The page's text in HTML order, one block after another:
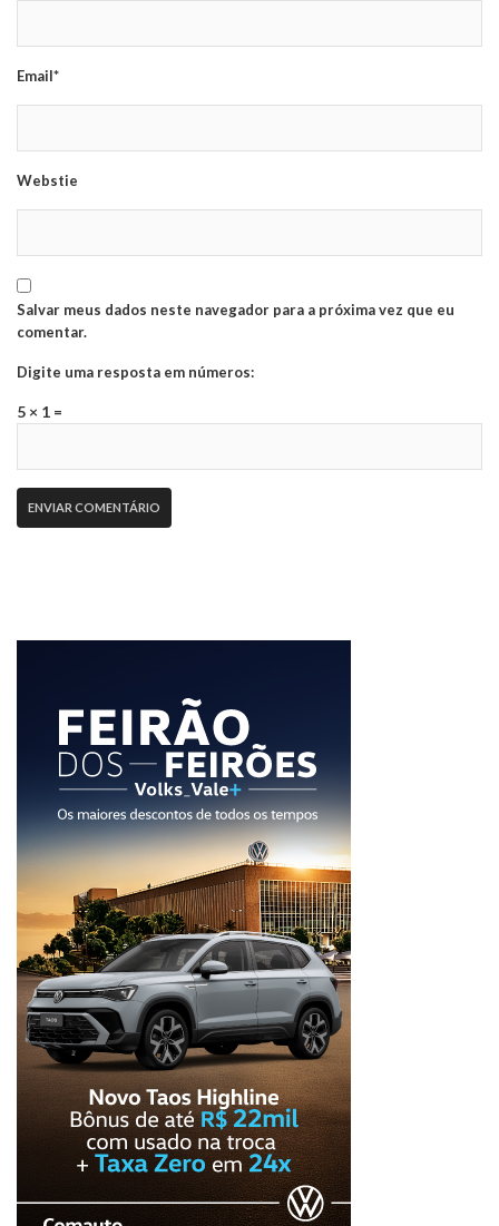
Email*
Webstie
Salvar meus dados neste navegador para a próxima vez que eu
comentar.
Digite uma resposta em números:
5 × 1 =